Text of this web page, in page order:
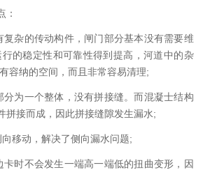
：
杂的传动构件，闸门部分基本没有需要维
的稳定性和可靠性得到提高，河道中的杂
容纳的空间，而且非常容易清理;
为一个整体，没有拼接缝。而混凝士结构
拼接而成，因此拼接缝隙发生漏水;
动，解决了侧向漏水问题;
时不会发生一端高一端低的扭曲变形，因